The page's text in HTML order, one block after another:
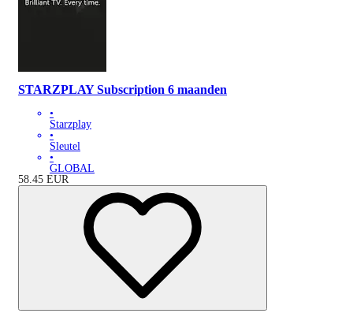
STARZPLAY Subscription 6 maanden
•
Starzplay
•
Sleutel
•
GLOBAL
58.45 EUR